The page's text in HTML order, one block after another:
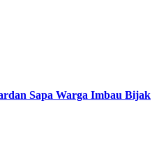
Sapa Warga Imbau Bijak